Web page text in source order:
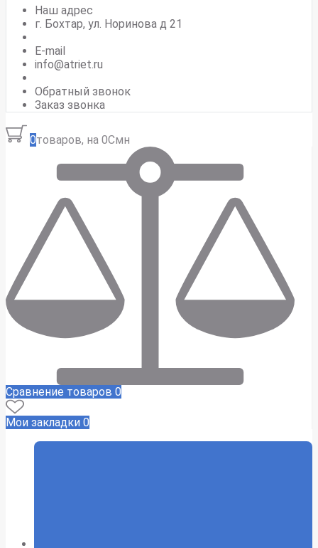
Наш адрес
г. Бохтар, ул. Норинова д 21
E-mail
info@atriet.ru
Обратный звонок
Заказ звонка
0товаров, на 0Смн
Сравнение товаров 0
Мои закладки 0